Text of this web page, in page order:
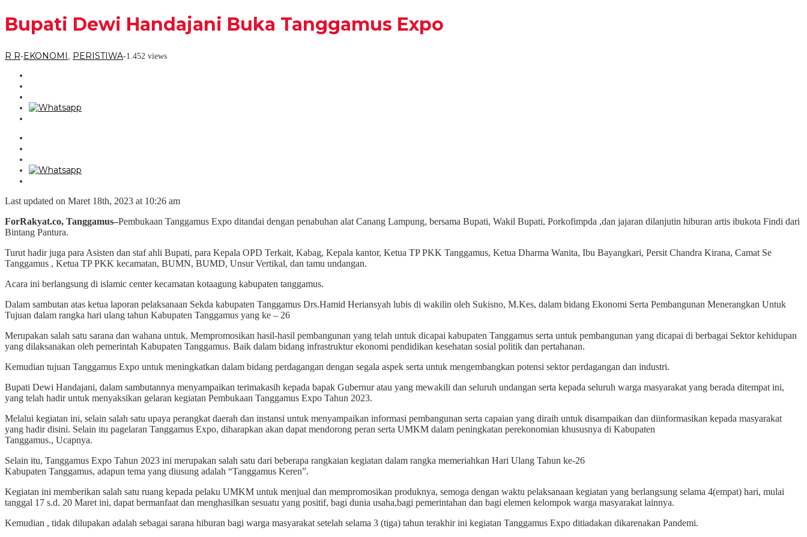
Bupati Dewi Handajani Buka Tanggamus Expo
R R-EKONOMI PERISTIWA-1.452 views
Last updated on Maret 18th, 2023 at 10:26 am
ForRakyat.co, Tanggamus–Pembukaan Tanggamus Expo ditandai dengan penabuhan alat Canang Lampung, bersama Bupati, Wakil Bupati, Porkofimpda ,dan jajaran dilanjutin hiburan artis ibukota Findi dari
Bintang Pantura.
Turut hadir juga para Asisten dan staf ahli Bupati, para Kepala OPD Terkait, Kabag, Kepala kantor, Ketua TP PKK Tanggamus, Ketua Dharma Wanita, Ibu Bayangkari, Persit Chandra Kirana, Camat Se
Tanggamus , Ketua TP PKK kecamatan, BUMN, BUMD, Unsur Vertikal, dan tamu undangan.
Acara ini berlangsung di islamic center kecamatan kotaagung kabupaten tanggamus.
Dalam sambutan atas ketua laporan pelaksanaan Sekda kabupaten Tanggamus Drs.Hamid Heriansyah lubis di wakilin oleh Sukisno, M.Kes, dalam bidang Ekonomi Serta Pembangunan Menerangkan Untuk
Tujuan dalam rangka hari ulang tahun Kabupaten Tanggamus yang ke – 26
Merupakan salah satu sarana dan wahana untuk. Mempromosikan hasil-hasil pembangunan yang telah untuk dicapai kabupaten Tanggamus serta untuk pembangunan yang dicapai di berbagai Sektor kehidupan
yang dilaksanakan oleh pemerintah Kabupaten Tanggamus. Baik dalam bidang infrastruktur ekonomi pendidikan kesehatan sosial politik dan pertahanan.
Kemudian tujuan Tanggamus Expo untuk meningkatkan dalam bidang perdagangan dengan segala aspek serta untuk mengembangkan potensi sektor perdagangan dan industri.
Bupati Dewi Handajani, dalam sambutannya menyampaikan terimakasih kepada bapak Gubernur atau yang mewakili dan seluruh undangan serta kepada seluruh warga masyarakat yang berada ditempat ini,
yang telah hadir untuk menyaksikan gelaran kegiatan Pembukaan Tanggamus Expo Tahun 2023.
Melalui kegiatan ini, selain salah satu upaya perangkat daerah dan instansi untuk menyampaikan informasi pembangunan serta capaian yang diraih untuk disampaikan dan diinformasikan kepada masyarakat
yang hadir disini. Selain itu pagelaran Tanggamus Expo, diharapkan akan dapat mendorong peran serta UMKM dalam peningkatan perekonomian khususnya di Kabupaten
Tanggamus., Ucapnya.
Selain itu, Tanggamus Expo Tahun 2023 ini merupakan salah satu dari beberapa rangkaian kegiatan dalam rangka memeriahkan Hari Ulang Tahun ke-26
Kabupaten Tanggamus, adapun tema yang diusung adalah “Tanggamus Keren”.
Kegiatan ini memberikan salah satu ruang kepada pelaku UMKM untuk menjual dan mempromosikan produknya, semoga dengan waktu pelaksanaan kegiatan yang berlangsung selama 4(empat) hari, mulai
tanggal 17 s.d. 20 Maret ini, dapat bermanfaat dan menghasilkan sesuatu yang positif, bagi dunia usaha,bagi pemerintahan dan bagi elemen kelompok warga masyarakat lainnya.
Kemudian , tidak dilupakan adalah sebagai sarana hiburan bagi warga masyarakat setelah selama 3 (tiga) tahun terakhir ini kegiatan Tanggamus Expo ditiadakan dikarenakan Pandemi.